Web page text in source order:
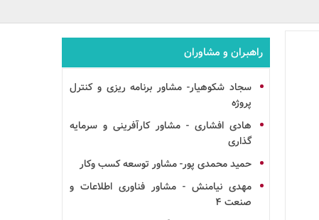
راهبران و مشاوران
سجاد شکوهیار- مشاور برنامه ریزی و کنترل
پروژه
هادی افشاری - مشاور کارآفرینی و سرمایه
گذاری
حمید محمدی پور- مشاور توسعه کسب وکار
مهدی نیامنش - مشاور فناوری اطلاعات و
صنعت 4